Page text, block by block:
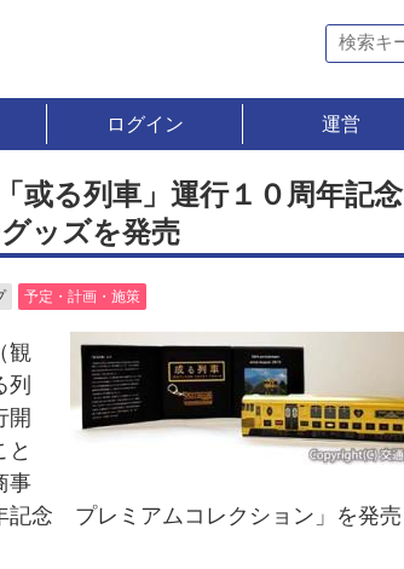
ログイン 運営
或る列車」運行１０周年記念
ッズを発売
予定・計画・施策
観
列
開
と
事
記念 プレミアムコレクション」を発売